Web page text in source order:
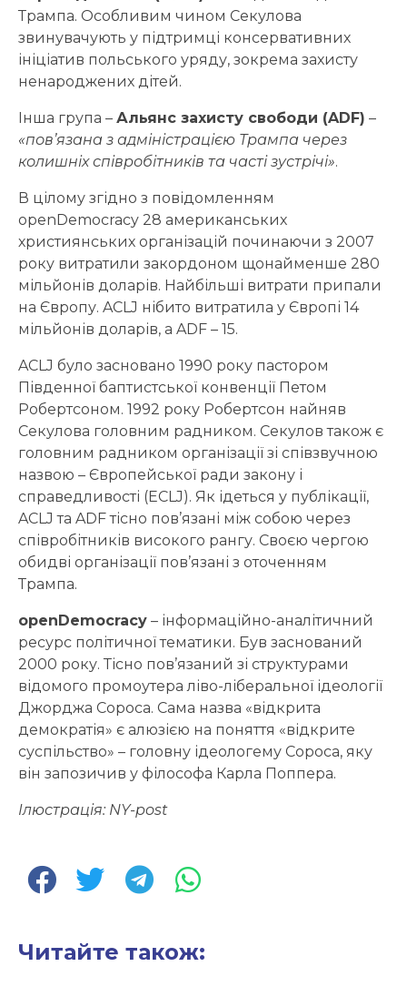
Трампа. Особливим чином Секулова
звинувачують у підтримці консервативних
ініціатив польського уряду, зокрема захисту
ненароджених дітей.
Інша група – Альянс захисту свободи (ADF) –
«пов’язана з адміністрацією Трампа через
колишніх співробітників та часті зустрічі».
В цілому згідно з повідомленням
openDemocracy 28 американських
християнських організацій починаючи з 2007
року витратили закордоном щонайменше 280
мільйонів доларів. Найбільші витрати припали
на Європу. ACLJ нібито витратила у Європі 14
мільйонів доларів, а ADF – 15.
ACLJ було засновано 1990 року пастором
Південної баптистської конвенції Петом
Робертсоном. 1992 року Робертсон найняв
Секулова головним радником. Секулов також є
головним радником організації зі співзвучною
назвою – Європейської ради закону і
справедливості (ECLJ). Як ідеться у публікації,
ACLJ та ADF тісно пов’язані між собою через
співробітників високого рангу. Своєю чергою
обидві організації пов’язані з оточенням
Трампа.
openDemocracy – інформаційно-аналітичний
ресурс політичної тематики. Був заснований
2000 року. Тісно пов’язаний зі структурами
відомого промоутера ліво-ліберальної ідеології
Джорджа Сороса. Сама назва «відкрита
демократія» є алюзією на поняття «відкрите
суспільство» – головну ідеологему Сороса, яку
він запозичив у філософа Карла Поппера.
Ілюстрація: NY-post
Читайте також: